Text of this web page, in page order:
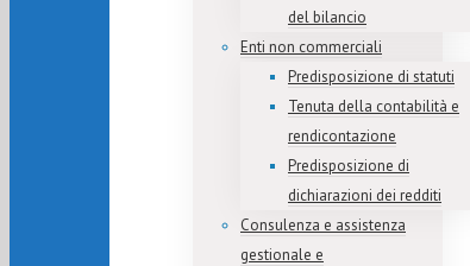
del bilancio
Enti non commerciali
Predisposizione di statuti
Tenuta della contabilità e
rendicontazione
Predisposizione di
dichiarazioni dei redditi
Consulenza e assistenza
gestionale e